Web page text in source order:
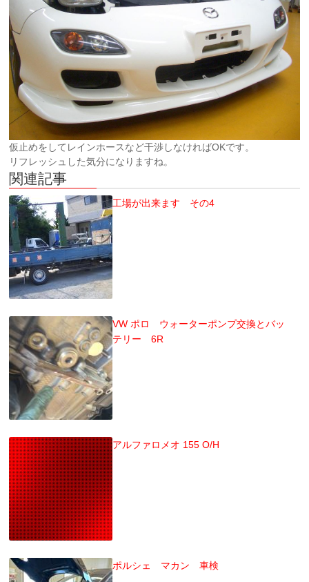
仮止めをしてレインホースなど干渉しなければOKです。
リフレッシュした気分になりますね。
関連記事
工場が出来ます その4
VW ポロ ウォーターポンプ交換とバッ
テリー 6R
アルファロメオ 155 O/H
ポルシェ マカン 車検